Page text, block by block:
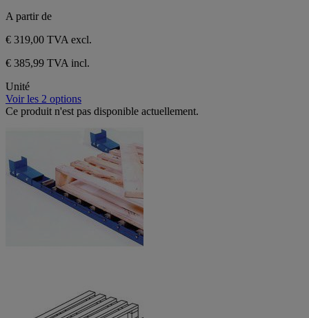
A partir de
€ 319,00 TVA excl.
€ 385,99 TVA incl.
Unité
Voir les 2 options
Ce produit n'est pas disponible actuellement.